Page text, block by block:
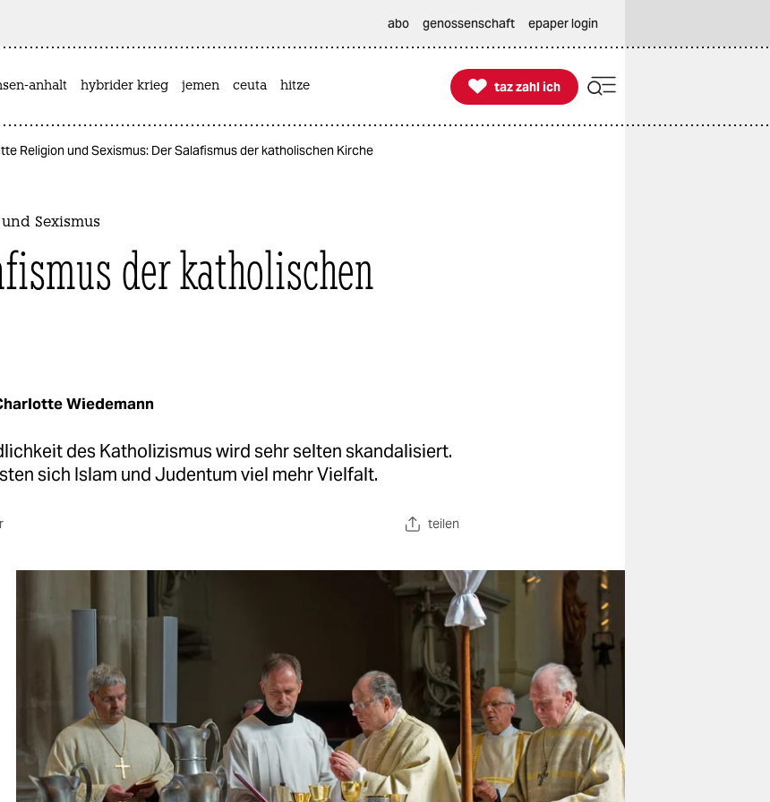
abo genossenschaft epaper login
anhalt hybrider krieg jemen ceuta hitze 
taz zahl ich
taz zahl ich
Religion und Sexismus: Der Salafismus der katholischen Kirche
Sexismus
der katholischen
Wiedemann
des Katholizismus wird sehr selten skandalisiert.
sich Islam und Judentum viel mehr Vielfalt.
teilen